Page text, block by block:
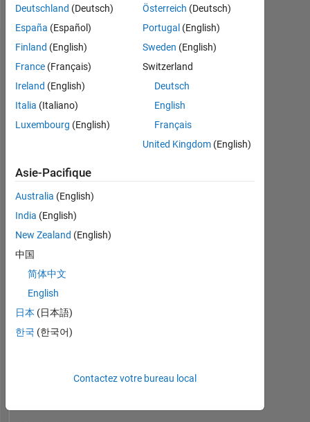
Tableau de bord
Statistiques
MATLAB Answers
CONTRIBUTIONS
06/23
10/23
02/24
10/24
02/25
10/25
02/26
11/23
04/24
09/24
07/25
05/26
RANG
Deutschland (Deutsch)
España (Español)
Finland (English)
France (Français)
Ireland (English)
Italia (Italiano)
Luxembourg (English)
Österreich (Deutsch)
Portugal (English)
Sweden (English)
Switzerland
Deutsch
English
Français
United Kingdom(English)
Asie-Pacifique
Australia (English)
India (English)
New Zealand (English)
中国
简体中文
English
日本 (日本語)
한국 (한국어)
Contactez votre bureau local